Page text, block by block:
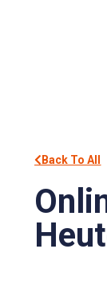
Back To All